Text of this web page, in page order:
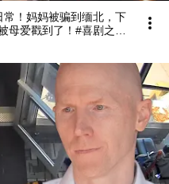
常！妈妈被骗到缅北，下
母爱戳到了！#喜剧之王
#综艺